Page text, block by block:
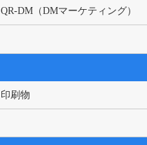
QR-DM（DMマーケティング）
印刷物